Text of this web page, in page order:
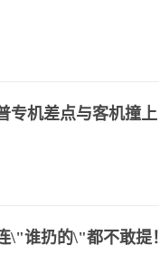
专机差点与客机撞上
\"谁扔的\"都不敢提！